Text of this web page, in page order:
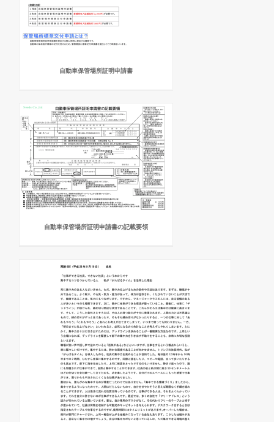
自動車保管場所証明申請書
自動車保管場所証明申請書の記載要領